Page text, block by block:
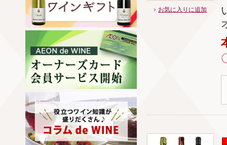
お気に入りに追加